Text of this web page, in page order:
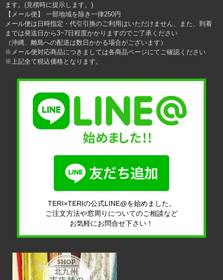
ます。(見積時に提示します。)
【メール便】 一部地域を除き一律250円
メール便は日時指定・代引引換のご利用はいただけません、また、到着
までは発送日から3~7日程度かかりますのでご了承ください
（沖縄、離島への配送は数日かかる場合がございます）
※メール便対応商品につきましては各商品ページにてご確認ください
※上記全て税込価格となります。
TERI×TERIの公式LINE@を始めました。
ご注文方法や窓周りについてのご相談など
お気軽にお問合せ下さい！